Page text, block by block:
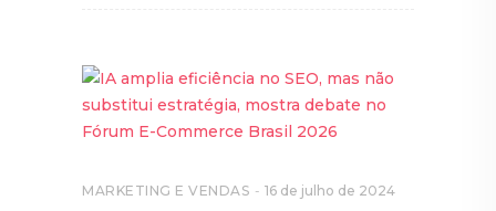
MARKETING E VENDAS 16 de julho de 2024